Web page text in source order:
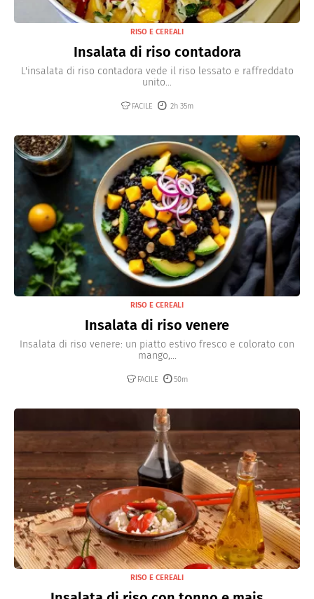
RISO E CEREALI
Insalata di riso contadora
L'insalata di riso contadora vede il riso lessato e raffreddato
unito...
FACILE 2h 35m
RISO E CEREALI
Insalata di riso venere
Insalata di riso venere: un piatto estivo fresco e colorato con
mango,...
FACILE 50m
RISO E CEREALI